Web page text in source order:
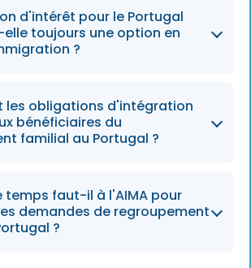
s'appliquent aux
hautement qualifiés (D3), aux
Golden Visa », aux membres de
d'intérêt pour le Portugal
toujours une option en
?
de manifestation d'intérêt a
supprimée, et toutes les
ont été définitivement
les obligations d'intégration
bénéficiaires du
familial au Portugal ?
de la famille doivent suivre une
portugais et une formation aux
et veiller à ce que les mineurs
temps faut-il à l'AIMA pour
demandes de regroupement
?